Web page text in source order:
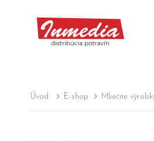
Úvod E-shop Mliečne